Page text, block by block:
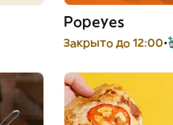
Popeyes
Закрыто до 12:00